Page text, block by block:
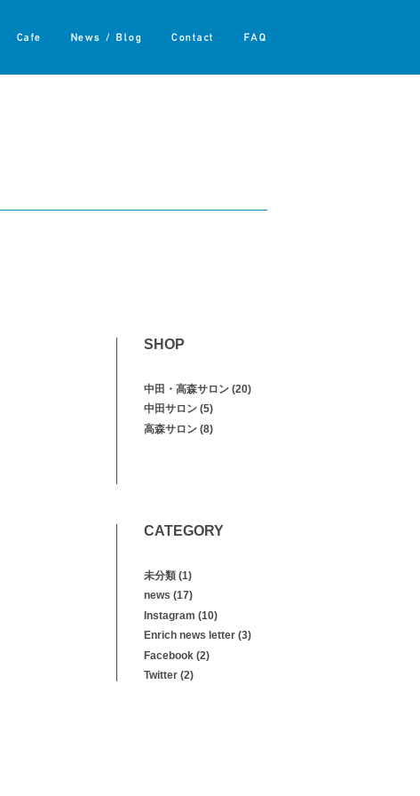
Cafe News / Blog Contact FAQ
SHOP
中田・高森サロン (20)
中田サロン (5)
高森サロン (8)
CATEGORY
未分類 (1)
news (17)
Instagram (10)
Enrich news letter (3)
Facebook (2)
Twitter (2)